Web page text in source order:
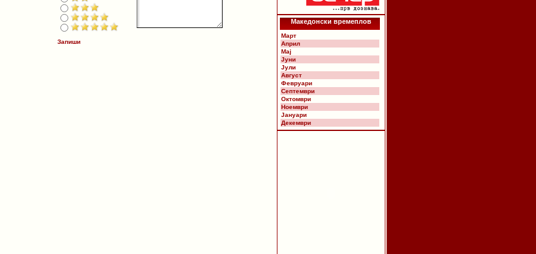
Запиши
Македонски времеплов
Март
Април
Мај
Јуни
Јули
Август
Февруари
Септември
Октомври
Ноември
Јануари
Декември